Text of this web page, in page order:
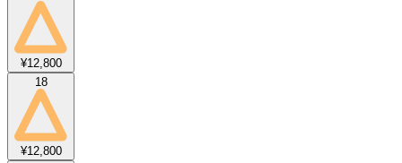
¥12,800
18
¥12,800